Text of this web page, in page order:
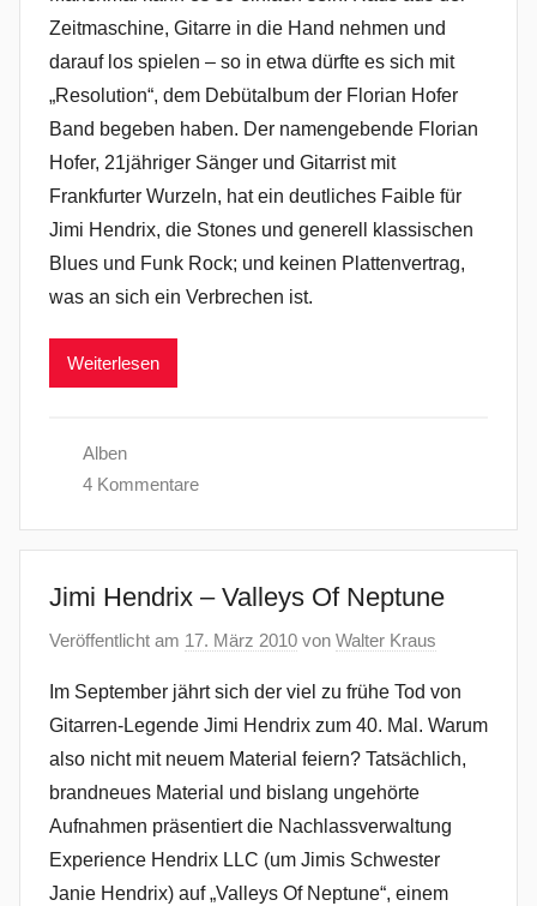
Zeitmaschine, Gitarre in die Hand nehmen und
darauf los spielen – so in etwa dürfte es sich mit
„Resolution“, dem Debütalbum der Florian Hofer
Band begeben haben. Der namengebende Florian
Hofer, 21jähriger Sänger und Gitarrist mit
Frankfurter Wurzeln, hat ein deutliches Faible für
Jimi Hendrix, die Stones und generell klassischen
Blues und Funk Rock; und keinen Plattenvertrag,
was an sich ein Verbrechen ist.
Weiterlesen
Alben
4 Kommentare
Jimi Hendrix – Valleys Of Neptune
Veröffentlicht am 17. März 2010 von Walter Kraus
Im September jährt sich der viel zu frühe Tod von
Gitarren-Legende Jimi Hendrix zum 40. Mal. Warum
also nicht mit neuem Material feiern? Tatsächlich,
brandneues Material und bislang ungehörte
Aufnahmen präsentiert die Nachlassverwaltung
Experience Hendrix LLC (um Jimis Schwester
Janie Hendrix) auf „Valleys Of Neptune“, einem